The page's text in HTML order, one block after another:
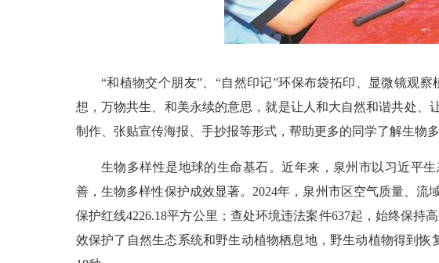
“和植物交个朋友”、“自然印记”环保布袋拓印、显微镜观
想，万物共生、和美永续的意思，就是让人和大自然和谐共处
制作、张贴宣传海报、手抄报等形式，帮助更多的同学了解生物
生物多样性是地球的生命基石。近年来，泉州市以习近平
善，生物多样性保护成效显著。 2024年，泉州市区空气质量、流
保护红线4226.18平方公里；查处环境违法案件637起，始终保持
效保护了自然生态系统和野生动植物栖息地，野生动植物得到